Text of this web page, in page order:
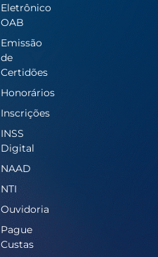
Eletrônico
OAB
Emissão
de
Certidões
Honorários
Inscrições
INSS
Digital
NAAD
NTI
Ouvidoria
Pague
Custas